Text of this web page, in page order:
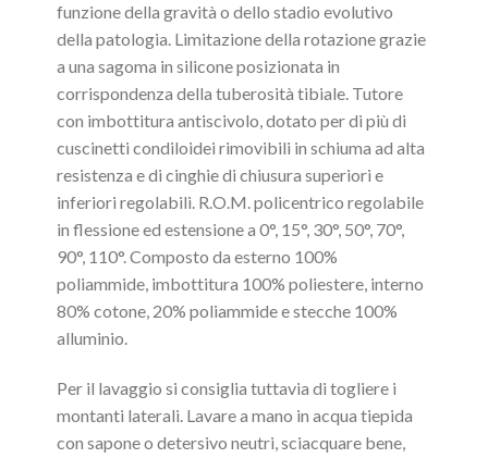
funzione della gravità o dello stadio evolutivo
della patologia. Limitazione della rotazione grazie
a una sagoma in silicone posizionata in
corrispondenza della tuberosità tibiale. Tutore
con imbottitura antiscivolo, dotato per di più di
cuscinetti condiloidei rimovibili in schiuma ad alta
resistenza e di cinghie di chiusura superiori e
inferiori regolabili. R.O.M. policentrico regolabile
in flessione ed estensione a 0°, 15°, 30°, 50°, 70°,
90°, 110°. Composto da esterno 100%
poliammide, imbottitura 100% poliestere, interno
80% cotone, 20% poliammide e stecche 100%
alluminio.
Per il lavaggio si consiglia tuttavia di togliere i
montanti laterali. Lavare a mano in acqua tiepida
con sapone o detersivo neutri, sciacquare bene,